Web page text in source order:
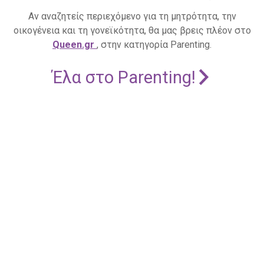
Αν αναζητείς περιεχόμενο για τη μητρότητα, την
οικογένεια και τη γονεϊκότητα, θα μας βρεις πλέον στο
Queen.gr , στην κατηγορία Parenting.
Έλα στο Parenting!